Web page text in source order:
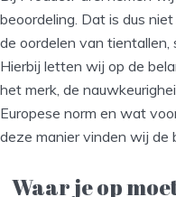
beoordeling. Dat is dus
de oordelen van
Hierbij letten wij op de
het merk, de
Europese norm en wat
deze manier vinden wij de
Waar je op